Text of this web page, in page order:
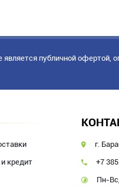
публичной офертой,
кредит
г.
+7
Пн-